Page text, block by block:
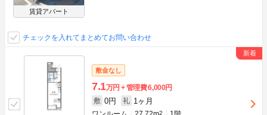
賃貸アパート
チェックを入れてまとめてお問い合わせ
敷金なし
7.1万円 管理費6,000円
敷 0円 礼 1ヶ月
2